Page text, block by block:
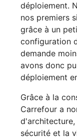
déploiement.
nos premiers
grâce à un
configuration
demande
avons donc
déploiement
Grâce à la
Carrefour a
d'architecture,
sécurité et la